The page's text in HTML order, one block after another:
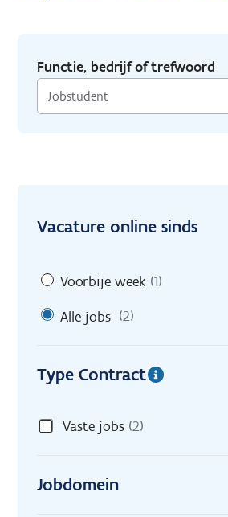
Functie, bedrijf of trefwoord
Vacature online sinds
Voorbije week (1)
Alle jobs (2)
Type Contract
Vaste jobs (2)
Jobdomein